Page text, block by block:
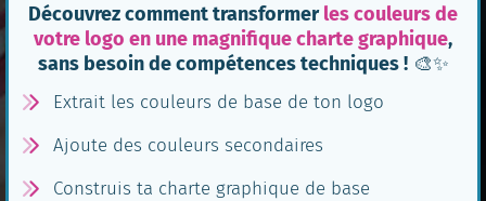
Découvrez comment transformerles couleurs de
votre logo en une magnifique charte graphique,
sans besoin de compétences techniques !🎨✨
Extrait les couleurs de base de ton logo
Ajoute des couleurs secondaires
Construis ta charte graphique de base